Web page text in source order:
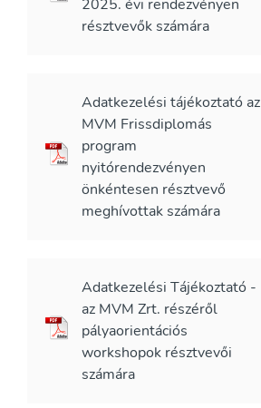
2025. évi rendezvényen
résztvevők számára
Adatkezelési tájékoztató az
MVM Frissdiplomás
program
nyitórendezvényen
önkéntesen résztvevő
meghívottak számára
Adatkezelési Tájékoztató -
az MVM Zrt. részéről
pályaorientációs
workshopok résztvevői
számára